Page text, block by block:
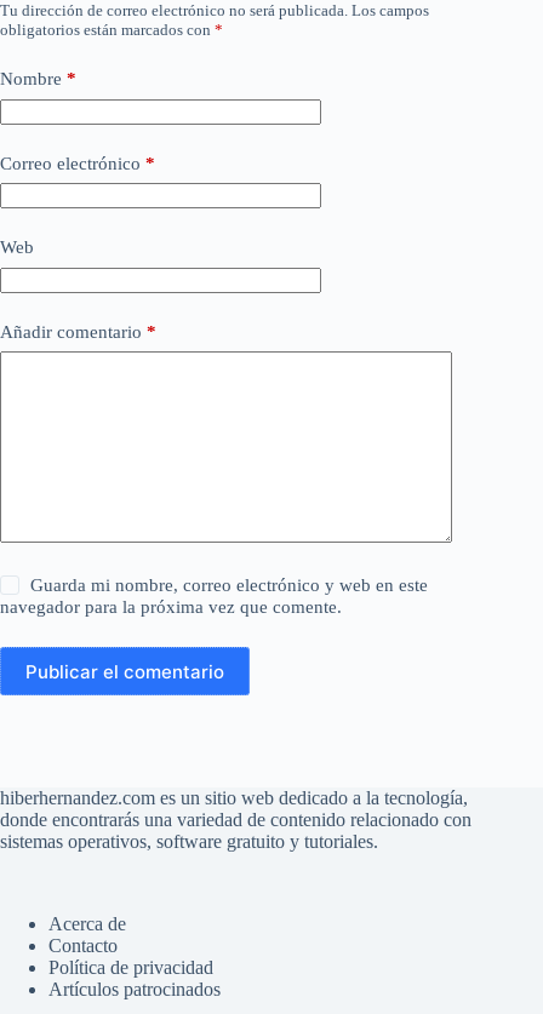
Tu dirección de correo electrónico no será publicada. Los campos
obligatorios están marcados con *
Nombre *
Correo electrónico *
Web
Añadir comentario *
Guarda mi nombre, correo electrónico y web en este
navegador para la próxima vez que comente.
Publicar el comentario
hiberhernandez.com es un sitio web dedicado a la tecnología,
donde encontrarás una variedad de contenido relacionado con
sistemas operativos, software gratuito y tutoriales.
Acerca de
Contacto
Política de privacidad
Artículos patrocinados